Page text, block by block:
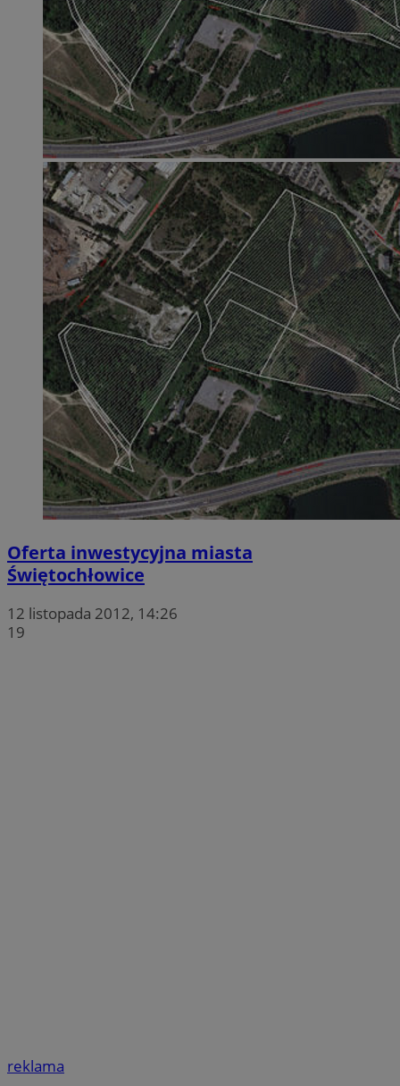
Oferta inwestycyjna miasta
Świętochłowice
12 listopada 2012, 14:26
19
reklama